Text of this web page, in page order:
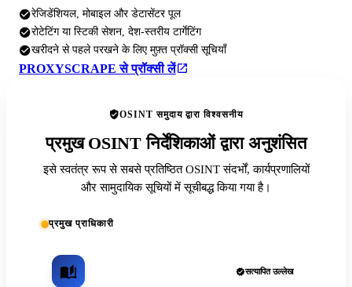
रेजिडेंशियल, मोबाइल और डेटासेंटर पूल
रोटेटिंग या स्टिकी सेशन, देश-स्तरीय टार्गेटिंग
खरीदने से पहले परखने के लिए मुफ़्त प्रॉक्सी सूचियाँ
PROXYSCRAPE से प्रॉक्सी लें
OSINT समुदाय द्वारा विश्वसनीय
प्रमुख OSINT निर्देशिकाओं द्वारा अनुशंसित
इसे स्वतंत्र रूप से सबसे प्रतिष्ठित OSINT संदर्भों, कार्यप्रणालियों
और सामुदायिक सूचियों में सूचीबद्ध किया गया है।
प्रमुख प्राधिकारी
सत्यापित उल्लेख